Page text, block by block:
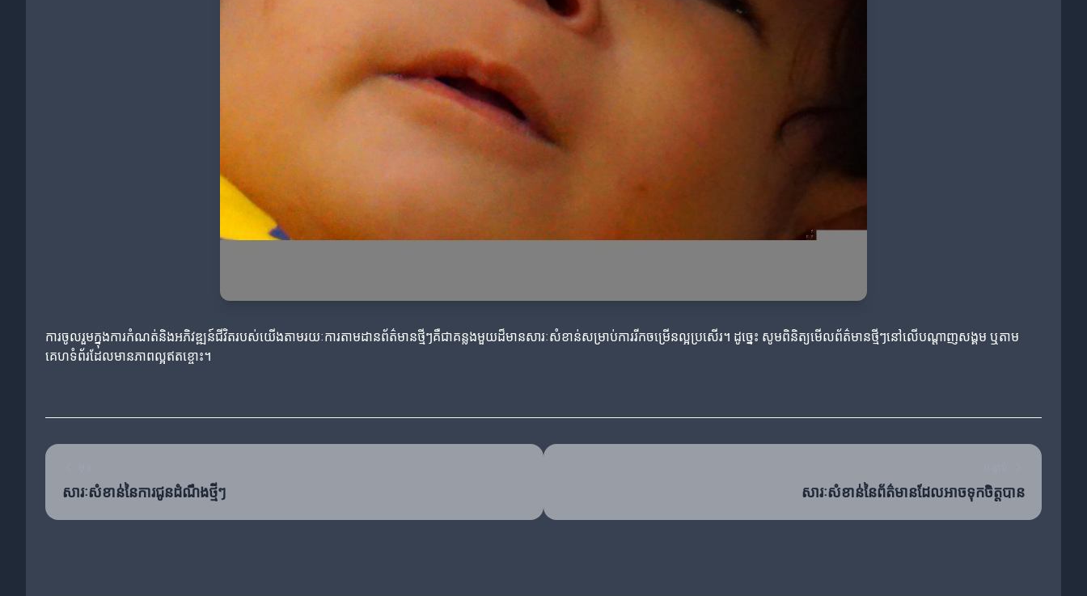
ការចូលរួមក្នុងការកំណត់និងអភិវឌ្ឍន៍ជីវិតរបស់យើងតាមរយៈការតាមដានព័ត៌មានថ្មីៗគឺជាគន្លងមួយដ៏មានសារៈសំខាន់សម្រាប់ការរីកចម្រើនល្អប្រសើរ។ ដូច្នេះ សូមពិនិត្យមើលព័ត៌មានថ្មីៗនៅលើបណ្តាញសង្គម ឬតាម
គេហទំព័រដែលមានភាពល្អឥតខ្ចោះ។
សារៈសំខាន់នៃការជូនដំណឹងថ្មីៗ សារៈសំខាន់នៃព័ត៌មានដែលអាចទុកចិត្តបាន